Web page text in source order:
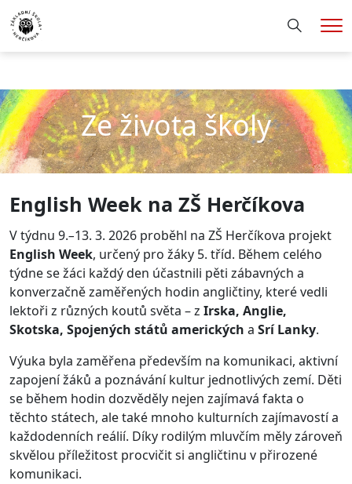
Hledání
Ze života školy
English Week na ZŠ Herčíkova
V týdnu 9.–13. 3. 2026 proběhl na ZŠ Herčíkova projekt
English Week, určený pro žáky 5. tříd. Během celého
týdne se žáci každý den účastnili pěti zábavných a
konverzačně zaměřených hodin angličtiny, které vedli
lektoři z různých koutů světa – z Irska, Anglie,
Skotska, Spojených států amerických a Srí Lanky.
Výuka byla zaměřena především na komunikaci, aktivní
zapojení žáků a poznávání kultur jednotlivých zemí. Děti
se během hodin dozvěděly nejen zajímavá fakta o
těchto státech, ale také mnoho kulturních zajímavostí a
každodenních reálií. Díky rodilým mluvčím měly zároveň
skvělou příležitost procvičit si angličtinu v přirozené
komunikaci.